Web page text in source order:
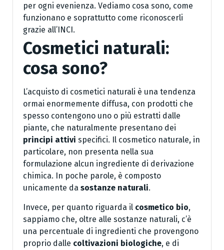
per ogni evenienza. Vediamo cosa sono, come
funzionano e soprattutto come riconoscerli
grazie all’INCI.
Cosmetici naturali:
cosa sono?
L’acquisto di cosmetici naturali è una tendenza
ormai enormemente diffusa, con prodotti che
spesso contengono uno o più estratti dalle
piante, che naturalmente presentano dei
principi attivi specifici. Il cosmetico naturale, in
particolare, non presenta nella sua
formulazione alcun ingrediente di derivazione
chimica. In poche parole, è composto
unicamente da sostanze naturali.
Invece, per quanto riguarda il cosmetico bio,
sappiamo che, oltre alle sostanze naturali, c’è
una percentuale di ingredienti che provengono
proprio dalle coltivazioni biologiche, e di